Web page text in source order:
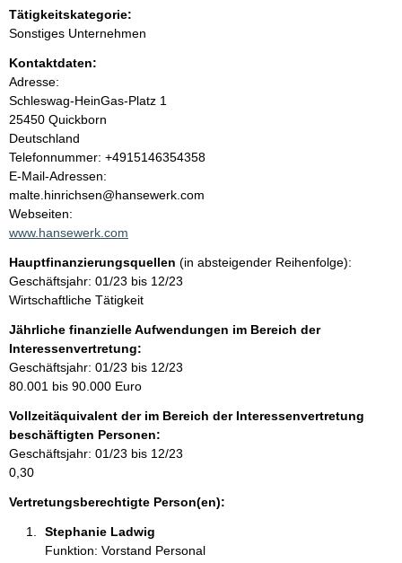
n
i
n
h
a
l
t
Tätigkeitskategorie:
Sonstiges Unternehmen
Kontaktdaten:
Adresse:
Schleswag-HeinGas-Platz 1
25450 Quickborn
Deutschland
K
o
n
t
a
t
i
n
f
o
r
m
t
i
o
n
e
Telefonnummer: +4915146354358
E-Mail-Adressen:
malte.hinrichsen@hansewerk.com
Webseiten:
www.hansewerk.com
Hauptfinanzierungsquellen (in absteigender Reihenfolge):
Geschäftsjahr: 01/23 bis 12/23
Wirtschaftliche Tätigkeit
Jährliche finanzielle Aufwendungen im Bereich der
Interessenvertretung:
Geschäftsjahr: 01/23 bis 12/23
80.001 bis 90.000 Euro
Vollzeitäquivalent der im Bereich der Interessenvertretung
beschäftigten Personen:
Geschäftsjahr: 01/23 bis 12/23
0,30
Vertretungsberechtigte Person(en):
Stephanie Ladwig
Funktion: Vorstand Personal